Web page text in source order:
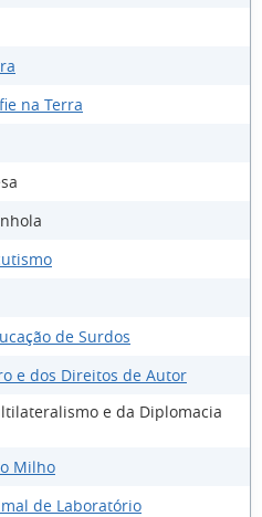
na Terra
de Surdos
e dos Direitos de Autor
e da Diplomacia
Milho
de Laboratório